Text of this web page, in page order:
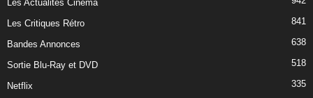
Les Actualités Cinéma
Les Critiques Rétro 841
Bandes Annonces 638
Sortie Blu-Ray et DVD 518
Netflix 335